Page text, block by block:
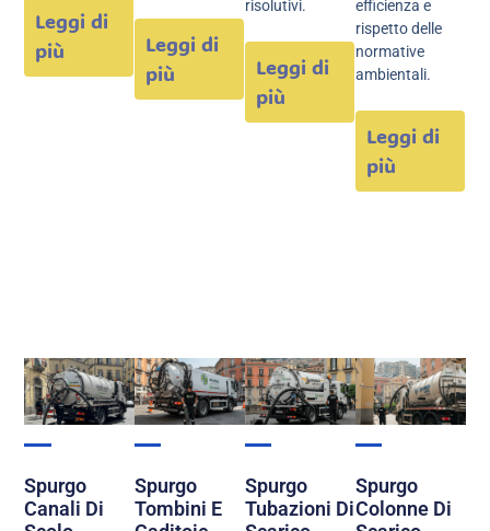
Leggi di
più
Leggi di
più
risolutivi.
Leggi di
più
efficienza e
rispetto delle
normative
ambientali.
Leggi di
più
Spurgo
Canali Di
Spurgo
Tombini E
Spurgo
Tubazioni Di
Spurgo
Colonne Di